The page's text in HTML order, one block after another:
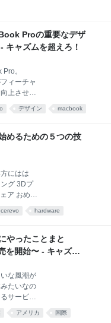
は言える
だったの
たわけで
クでした
は挙動が
で使うこ
による
むと、一
は
Proの重要なデザ
キャズムを超えろ！
。
ィーチャ
上させる
いうレベ
くて、ク
きている
っとも、
れども。
上・企画
たいと思
く大変更が
デザイン macbook
めるための５つの技
にはは
グ 3Dプ
ア おめぇ
） であ
ってのは
ァンディン
Kickstarter
簡単に解
しい人い
て今から
出すから
数集まれ
cerevo hardware
やったことまと
開始〜 - キャズム
な風潮が
たいなの
サービス
×日本みた
Cerevoは
アメリカ 国際